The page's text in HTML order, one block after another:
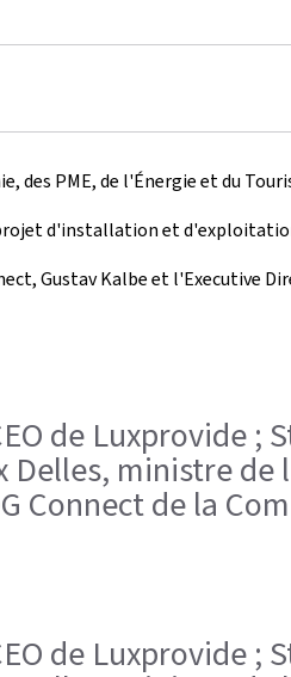
des PME, de l'Énergie et du
d'installation et
, Gustav Kalbe et l'Executive
de Luxprovide
ministre de
Connect de la
de Luxprovide